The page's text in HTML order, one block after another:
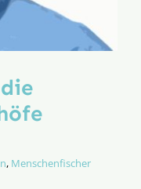
, Menschenfischer